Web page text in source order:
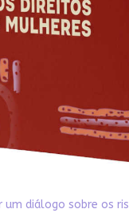
diálogo sobre os